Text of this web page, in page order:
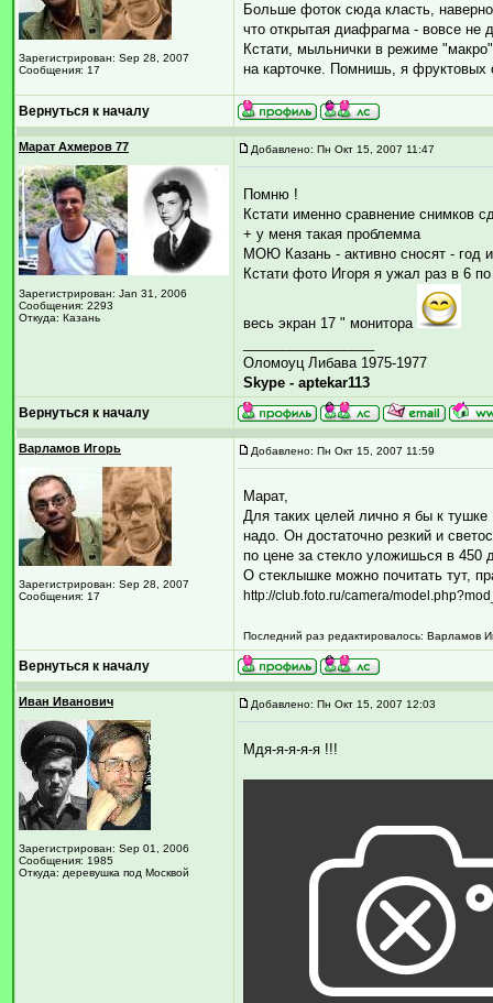
Зарегистрирован: Sep 28, 2007
Сообщения: 17
Больше фоток сюда класть,
что открытая диафрагма - вовсе не
Кстати, мыльнички в режиме
на карточке. Помнишь, я
Вернуться к началу
Марат Ахмеров 77
Зарегистрирован: Jan 31, 2006
Сообщения: 2293
Откуда: Казань
Добавлено: Пн Окт 15, 2007 11:47
Помню !
Кстати именно сравнение снимков
+ у меня такая проблемма
МОЮ Казань - активно сносят - год и
Кстати фото Игоря я ужал раз в 6
весь экран 17 " монитора
Оломоуц Либава 1975-1977
Skype - aptekar113
Вернуться к началу
Варламов Игорь
Зарегистрирован: Sep 28, 2007
Сообщения: 17
Добавлено: Пн Окт 15, 2007 11:59
Марат,
Для таких целей лично я бы к
надо. Он достаточно резкий и
по цене за стекло уложишься в 450
О стеклышке можно почитать тут,
http://club.foto.ru/camera/
Последний раз редактировалось: Варламов
Вернуться к началу
Иван Иванович
Зарегистрирован: Sep 01, 2006
Сообщения: 1985
Откуда: деревушка под Москвой
Добавлено: Пн Окт 15, 2007 12:03
Мдя-я-я-я-я !!!